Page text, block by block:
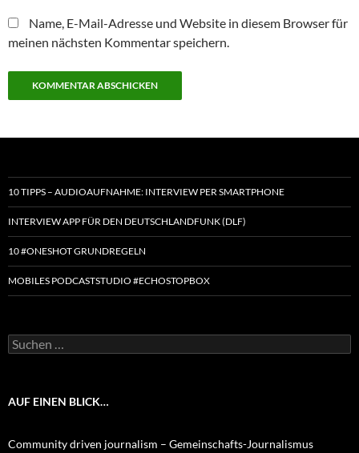
Name, E-Mail-Adresse und Website in diesem Browser für
meinen nächsten Kommentar speichern.
10 TIPPS – AUDIOAUFNAHME: INTERVIEW PER SMARTPHONE
INTERVIEW APP FÜR DEN DEUTSCHLANDFUNK (DLF)
10 #ONESHOT GRUNDREGELN
MOBILES PODCASTSTUDIO #ECHOSTOPBOX
Suchen
nach:
AUF EINEN BLICK…
Community driven journalism – Gemeinschafts-Journalismus